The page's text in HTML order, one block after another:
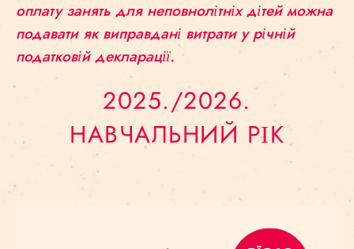
оплату занять для неповнолітніх дітей можна
подавати як виправдані витрати у річній
податковій декларації.
2025./2026.
НАВЧАЛЬНИЙ РІК